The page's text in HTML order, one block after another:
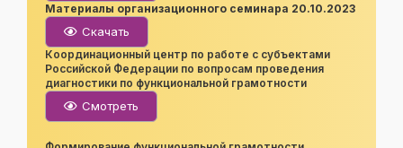
Материалы организационного семинара 20.10.2023
Скачать
Координационный центр по работе с субъектами
Российской Федерации по вопросам проведения
диагностики по функциональной грамотности
Смотреть